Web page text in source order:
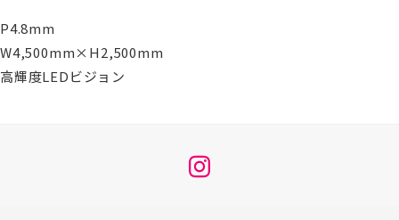
P4.8mm
W4,500mm×H2,500mm
高輝度LEDビジョン
メ